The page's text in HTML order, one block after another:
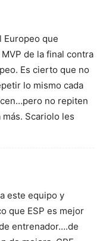
Europeo que
de la final contra
Es cierto que no
lo mismo cada
no repiten
más. Scariolo les
este equipo y
que ESP es mejor
entrenador….de